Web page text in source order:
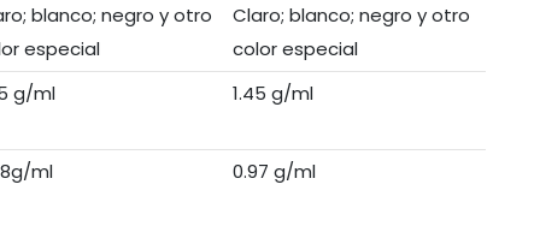
blanco; negro y otro
especial
Claro; blanco; negro y otro
color especial
g/ml 1.45 g/ml
ml 0.97 g/ml